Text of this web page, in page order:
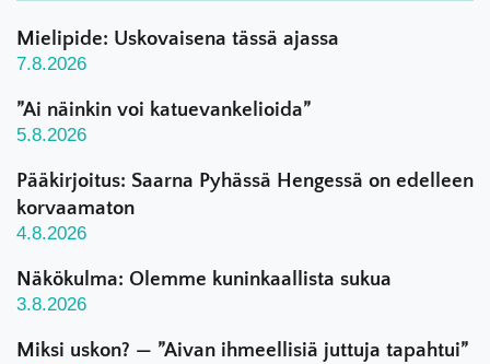
Mielipide: Uskovaisena tässä ajassa
7.8.2026
”Ai näinkin voi katuevankelioida”
5.8.2026
Pääkirjoitus: Saarna Pyhässä Hengessä on edelleen
korvaamaton
4.8.2026
Näkökulma: Olemme kuninkaallista sukua
3.8.2026
Miksi uskon? — ”Aivan ihmeellisiä juttuja tapahtui”